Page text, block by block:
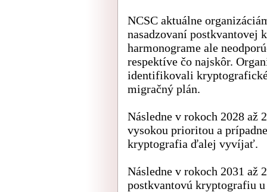
NCSC aktuálne
nasadzovaní postkvantovej
harmonograme ale
respektíve čo najskôr.
identifikovali
migračný plán.
Následne v rokoch 2028 až
vysokou prioritou a
kryptografia ďalej vyvíjať.
Následne v rokoch 2031 až
postkvantovú kryptografiu